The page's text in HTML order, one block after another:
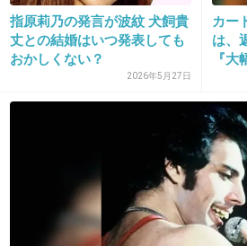
+206
どうせ操作された１位なんで
2013/05/28(火) 15:59:47
指原莉乃の発言が波紋 犬飼貴
丈との結婚はいつ発表しても
おかしくない？
2026年5月27日
カー
は、
『